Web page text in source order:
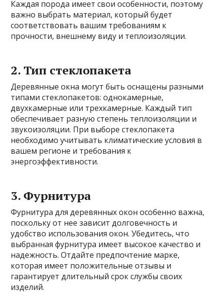
Каждая порода имеет свои особенности, поэтому
важно выбрать материал, который будет
соответствовать вашим требованиям к
прочности, внешнему виду и теплоизоляции.
2. Тип стеклопакета
Деревянные окна могут быть оснащены разными
типами стеклопакетов: однокамерные,
двухкамерные или трехкамерные. Каждый тип
обеспечивает разную степень теплоизоляции и
звукоизоляции. При выборе стеклопакета
необходимо учитывать климатические условия в
вашем регионе и требования к
энергоэффективности.
3. Фурнитура
Фурнитура для деревянных окон особенно важна,
поскольку от нее зависит долговечность и
удобство использования окон. Убедитесь, что
выбранная фурнитура имеет высокое качество и
надежность. Отдайте предпочтение марке,
которая имеет положительные отзывы и
гарантирует длительный срок службы своих
изделий.